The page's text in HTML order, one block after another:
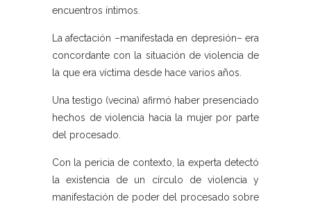
encuentros íntimos.
La afectación –manifestada en depresión– era
concordante con la situación de violencia de
la que era víctima desde hace varios años.
Una testigo (vecina) afirmó haber presenciado
hechos de violencia hacia la mujer por parte
del procesado.
Con la pericia de contexto, la experta detectó
la existencia de un círculo de violencia y
manifestación de poder del procesado sobre